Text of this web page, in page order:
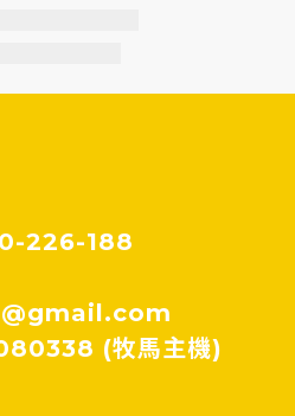
226-188
(牧馬主機)